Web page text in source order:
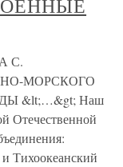
С.
МОРСКОГО
&lt;…&gt; Наш
Отечественной
Тихоокеанский